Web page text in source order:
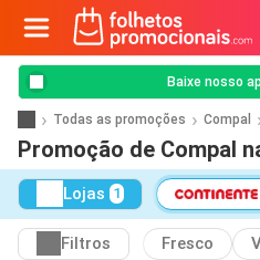
Baixe nosso
Todas as promoções Compal
Promoção de Compal
Lojas 1
Filtros Fresco